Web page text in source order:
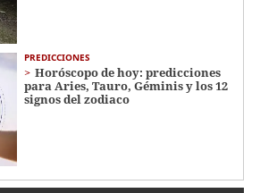
PREDICCIONES
Horóscopo de hoy: predicciones
para Aries, Tauro, Géminis y los 12
signos del zodiaco